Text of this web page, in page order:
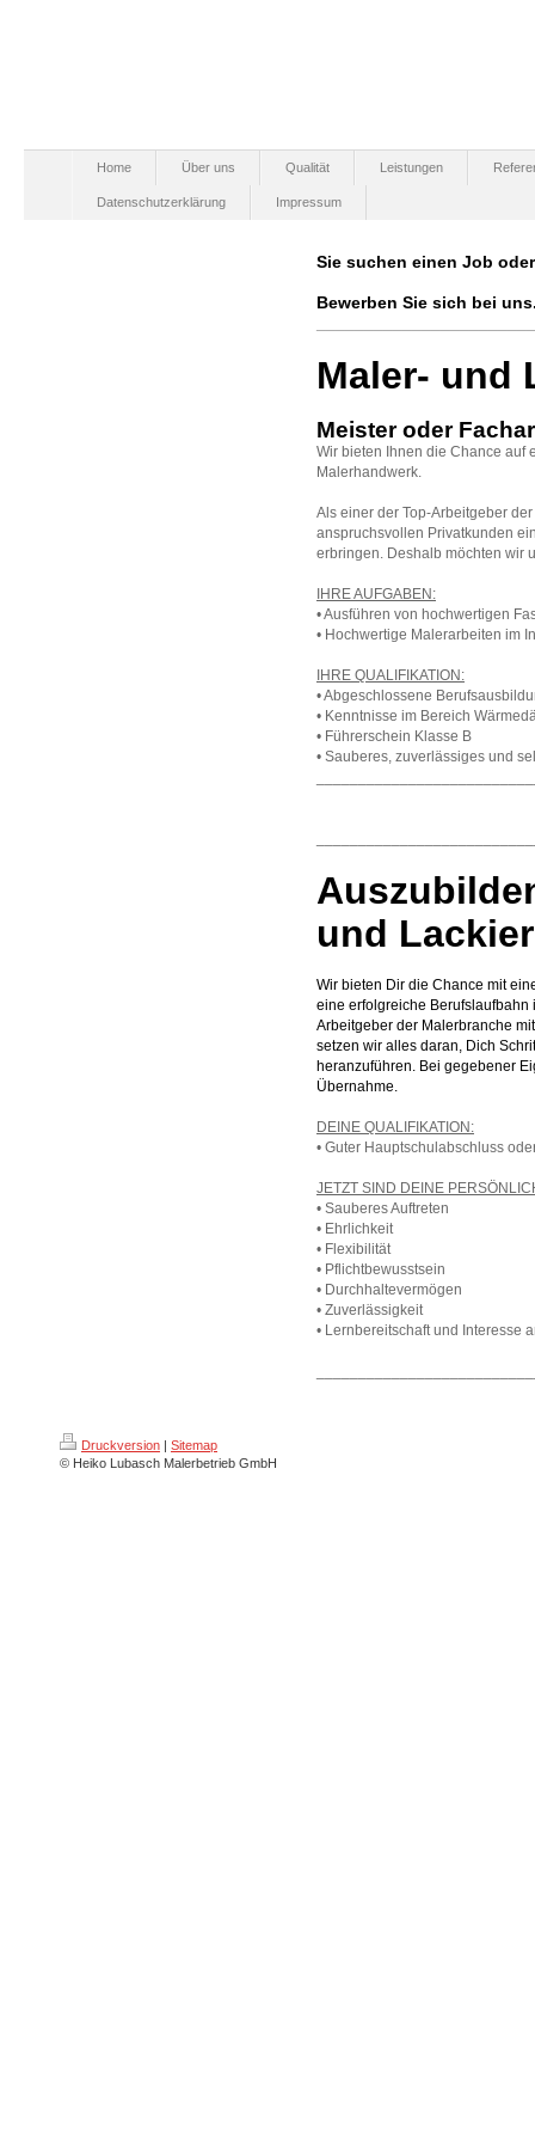
Home Über uns Qualität Leistungen
Datenschutzerklärung Impressum
Sie suchen einen Job
Bewerben Sie sich bei
Maler- und
Meister oder
Wir bieten Ihnen die Chance auf
Malerhandwerk.
Als einer der Top-Arbeitgeber
anspruchsvollen Privatkunden
erbringen. Deshalb möchten wir
IHRE AUFGABEN:
• Ausführen von hochwertigen
• Hochwertige Malerarbeiten im
IHRE QUALIFIKATION:
• Abgeschlossene
• Kenntnisse im Bereich
• Führerschein Klasse B
• Sauberes, zuverlässiges und
und
Wir bieten Dir die Chance mit
eine erfolgreiche Berufslaufbahn
Arbeitgeber der Malerbranche
setzen wir alles daran, Dich
heranzuführen. Bei gegebener
Übernahme.
DEINE QUALIFIKATION:
• Guter Hauptschulabschluss
JETZT SIND DEINE
• Sauberes Auftreten
• Ehrlichkeit
• Flexibilität
• Pflichtbewusstsein
• Durchhaltevermögen
• Zuverlässigkeit
• Lernbereitschaft und Interesse
Druckversion | Sitemap
© Heiko Lubasch Malerbetrieb GmbH